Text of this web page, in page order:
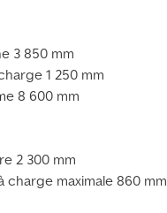
3 850 mm
1 250 mm
8 600 mm
2 300 mm
maximale 860 mm